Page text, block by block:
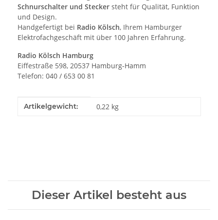
Schnurschalter und Stecker steht für Qualität, Funktion
und Design.
Handgefertigt bei Radio Kölsch, Ihrem Hamburger
Elektrofachgeschäft mit über 100 Jahren Erfahrung.
Radio Kölsch Hamburg
Eiffestraße 598, 20537 Hamburg-Hamm
Telefon: 040 / 653 00 81
Produkteigenschaft
Wert
Artikelgewicht: 0,22 kg
Dieser Artikel besteht aus